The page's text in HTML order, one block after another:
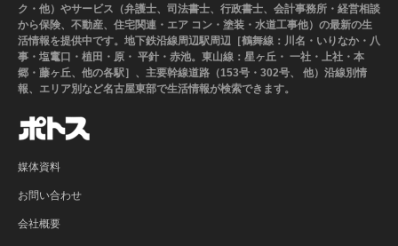
ク・他）やサービス（弁護士、司法書士、行政書士、会計事務所・経営相談
から保険、不動産、住宅関連・エア コン・塗装・水道工事他）の最新の生
活情報を提供中です。地下鉄沿線周辺駅周辺［鶴舞線：川名・いりなか・八
事・塩竃口・植田・原・ 平針・赤池。東山線：星ヶ丘・ 一社・上社・本
郷・藤ヶ丘、他の各駅］、主要幹線道路（153号・302号、 他）沿線別情
報、エリア別など名古屋東部で生活情報が検索できます。
媒体資料
お問い合わせ
会社概要